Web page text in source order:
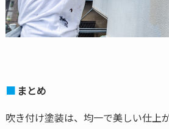
まとめ
吹き付け塗装は、均一で美しい仕上